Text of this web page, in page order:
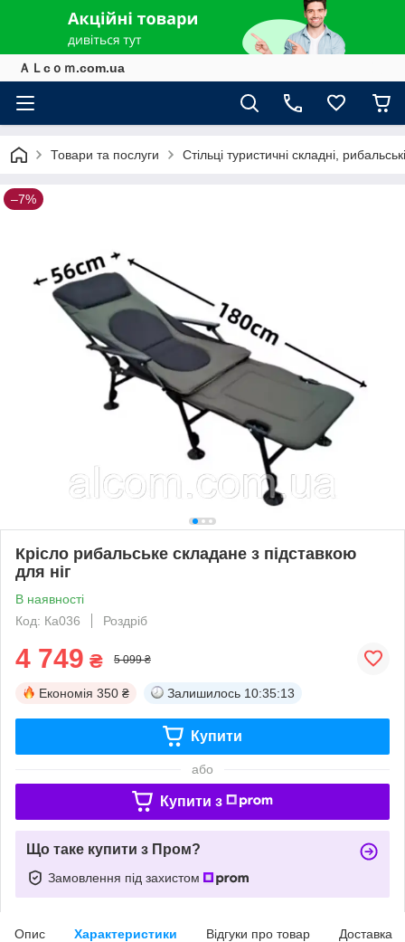
ＡＬcｏｍ.com.ua
Товари та послуги Стільці туристичні складні,
–7%
Крісло рибальське складане з підставкою
для ніг
В наявності
Код: Ка036
Роздріб
4 749 ₴ 5 099 ₴
Економія 350 ₴ Залишилось 10:35:13
Купити
або
Купити з
Що таке купити з Пром?
Замовлення під захистом
Опис Характеристики Відгуки про товар Доставка